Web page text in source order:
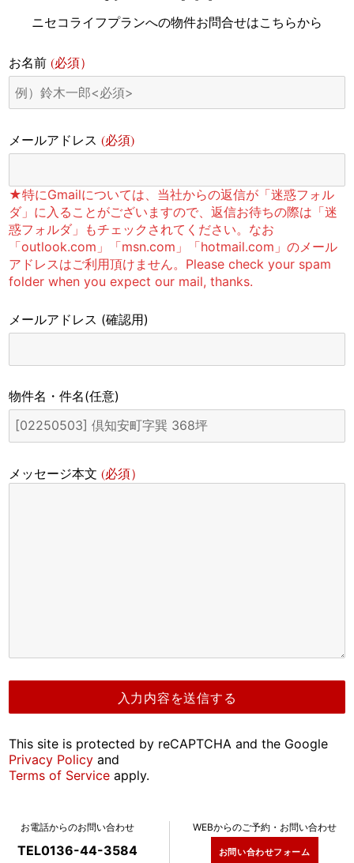
ニセコライフプランへの物件お問合せはこちらから
お名前(必須）
メールアドレス(必須)
★特にGmailについては、当社からの返信が「迷惑フォル
ダ」に入ることがございますので、返信お待ちの際は「迷
惑フォルダ」もチェックされてください。なお
「outlook.com」「msn.com」「hotmail.com」のメール
アドレスはご利用頂けません。Please check your spam
folder when you expect our mail, thanks.
メールアドレス (確認用)
物件名・件名(任意)
メッセージ本文(必須）
This site is protected by reCAPTCHA and the Google
Privacy Policy and
Terms of Service apply.
お電話からのお問い合わせ
TEL0136-44-3584
WEBからのご予約・お問い合わせ
お問い合わせフォーム